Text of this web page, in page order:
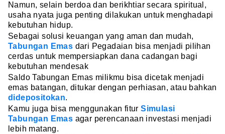
Namun, selain berdoa dan berikhtiar secara spiritual,
usaha nyata juga penting dilakukan untuk menghadapi
kebutuhan hidup.
Sebagai solusi keuangan yang aman dan mudah,
Tabungan Emas dari Pegadaian bisa menjadi pilihan
cerdas untuk mempersiapkan dana cadangan bagi
kebutuhan mendesak
Saldo Tabungan Emas milikmu bisa dicetak menjadi
emas batangan, ditukar dengan perhiasan, atau bahkan
didepositokan.
Kamu juga bisa menggunakan fiturSimulasi
Tabungan Emas agar perencanaan investasi menjadi
lebih matang.